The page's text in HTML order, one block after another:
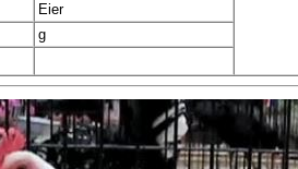
Eier
g